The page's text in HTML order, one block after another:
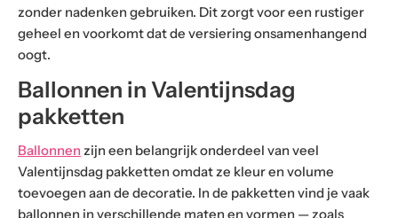
zonder nadenken gebruiken. Dit zorgt voor een rustiger
geheel en voorkomt dat de versiering onsamenhangend
oogt.
Ballonnen in Valentijnsdag
pakketten
Ballonnen zijn een belangrijk onderdeel van veel
Valentijnsdag pakketten omdat ze kleur en volume
toevoegen aan de decoratie. In de pakketten vind je vaak
ballonnen in verschillende maten en vormen — zoals